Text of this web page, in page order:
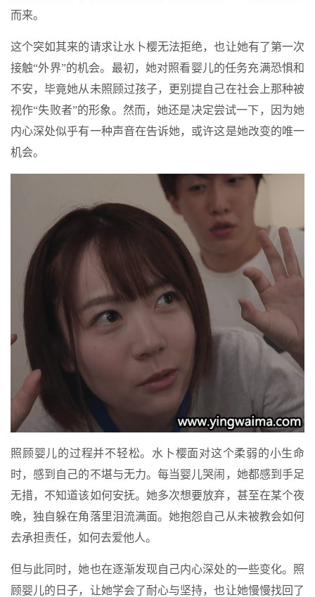
而来。
这个突如其来的请求让水卜樱无法拒绝，也让她有了第一次
接触“外界”的机会。最初，她对照看婴儿的任务充满恐惧和
不安，毕竟她从未照顾过孩子，更别提自己在社会上那种被
视作“失败者”的形象。然而，她还是决定尝试一下，因为她
内心深处似乎有一种声音在告诉她，或许这是她改变的唯一
机会。
照顾婴儿的过程并不轻松。水卜樱面对这个柔弱的小生命
时，感到自己的不堪与无力。每当婴儿哭闹，她都感到手足
无措，不知道该如何安抚。她多次想要放弃，甚至在某个夜
晚，独自躲在角落里泪流满面。她抱怨自己从未被教会如何
去承担责任，如何去爱他人。
但与此同时，她也在逐渐发现自己内心深处的一些变化。照
顾婴儿的日子，让她学会了耐心与坚持，也让她慢慢找回了